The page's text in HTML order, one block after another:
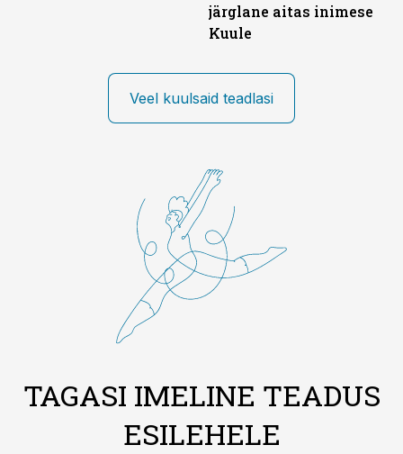
järglane aitas inimese
Kuule
Veel kuulsaid teadlasi
TAGASI IMELINE TEADUS
ESILEHELE